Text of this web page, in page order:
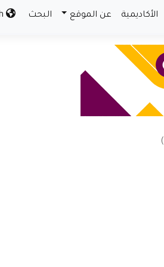
الأكاديمية عن الموقع البحث